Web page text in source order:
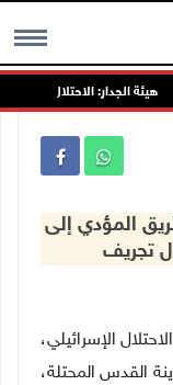
MENU
هيئة الجدار: الاحتلال يطرح عطاءً لبناء 627 وحدة استعمارية جديدة على أراضي محافظة رام
المؤدي إلى
تجريف
الاحتلال الإسرائيلي،
القدس المحتلة،